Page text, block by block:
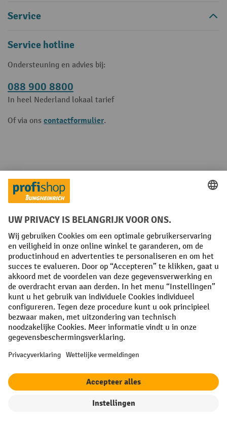
Sorteren op
Service
Service hotline
Ondersteuning en advies bij:
088 900 8800
In heel Nederland lokaal tarief
Of via ons contactformulier.
Uw professionele voordelen
Gratis verzending vanaf 50€
Veilige gegevensbescherming
Persoonlijk aankoopadvies
Betaalmethoden
Creditcard (Master)Creditcard (Visa)iDEAL | Wero
Op rekening
Sociale netwerken
Facebook
YouTube
LinkedIn
Instagram